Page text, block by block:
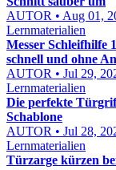
AUTOR • Aug 01,
Lernmaterialien
Messer Schleifhilfe
schnell und ohne
AUTOR • Jul 29,
Lernmaterialien
Die perfekte
Schablone
AUTOR • Jul 28,
Lernmaterialien
Türzarge kürzen